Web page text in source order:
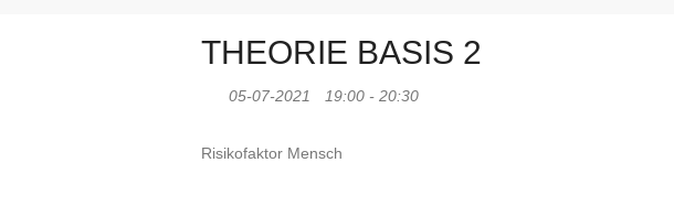
THEORIE BASIS 2
05-07-2021 19:00 - 20:30
Risikofaktor Mensch